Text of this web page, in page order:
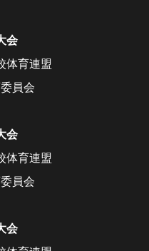
会
体育連盟
員会
会
体育連盟
員会
会